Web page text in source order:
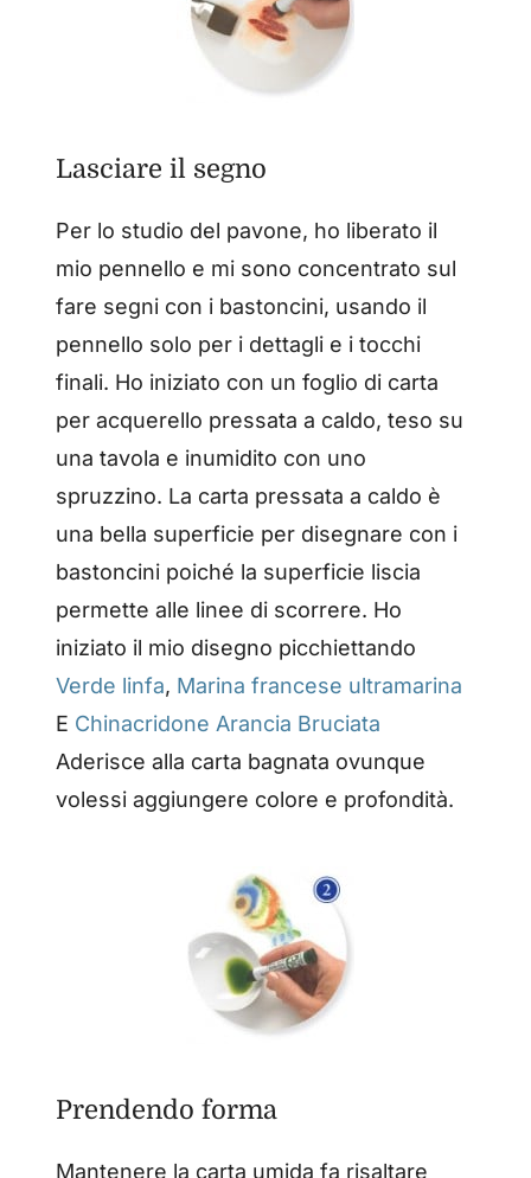
Lasciare il segno
Per lo studio del pavone, ho liberato il
mio pennello e mi sono concentrato sul
fare segni con i bastoncini, usando il
pennello solo per i dettagli e i tocchi
finali. Ho iniziato con un foglio di carta
per acquerello pressata a caldo, teso su
una tavola e inumidito con uno
spruzzino. La carta pressata a caldo è
una bella superficie per disegnare con i
bastoncini poiché la superficie liscia
permette alle linee di scorrere. Ho
iniziato il mio disegno picchiettando
Verde linfa, Marina francese ultramarina
E Chinacridone Arancia Bruciata
Aderisce alla carta bagnata ovunque
volessi aggiungere colore e profondità.
Prendendo forma
Mantenere la carta umida fa risaltare